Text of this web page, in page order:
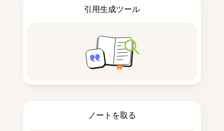
引用生成ツール
ノートを取る